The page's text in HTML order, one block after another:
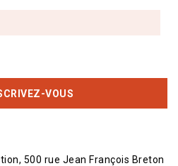
VOUS
500 rue Jean François Breton